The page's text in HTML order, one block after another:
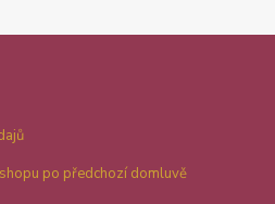
po předchozí domluvě